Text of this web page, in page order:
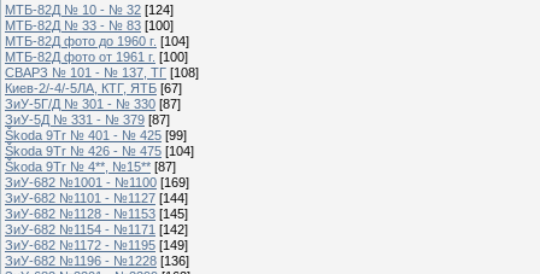
МТБ-82Д № 10 - № 32 [124]
МТБ-82Д № 33 - № 83 [100]
МТБ-82Д фото до 1960 г. [104]
МТБ-82Д фото от 1961 г. [100]
СВАРЗ № 101 - № 137, ТГ [108]
Киев-2/-4/-5ЛА, КТГ, ЯТБ [67]
ЗиУ-5Г/Д № 301 - № 330 [87]
ЗиУ-5Д № 331 - № 379 [87]
Škoda 9Tr № 401 - № 425 [99]
Škoda 9Tr № 426 - № 475 [104]
Škoda 9Tr № 4**, №15** [87]
ЗиУ-682 №1001 - №1100 [169]
ЗиУ-682 №1101 - №1127 [144]
ЗиУ-682 №1128 - №1153 [145]
ЗиУ-682 №1154 - №1171 [142]
ЗиУ-682 №1172 - №1195 [149]
ЗиУ-682 №1196 - №1228 [136]